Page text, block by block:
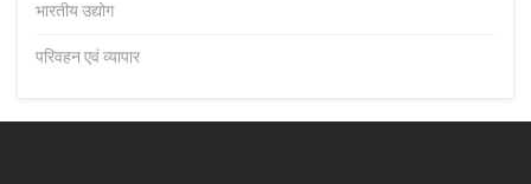
भारतीय उद्योग
परिवहन एवं व्यापार